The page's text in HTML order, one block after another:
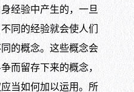
经验中产生的，一旦
同的经验就会使人们
的概念。这些概念会
而留存下来的概念，
当如何加以运用。所